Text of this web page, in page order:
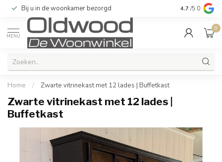
Bij u in de woonkamer bezorgd Kwaliteit &
4.7 /5.0
MENU
0
Home / Zwarte vitrinekast met 12 lades | Buffetkast
Zwarte vitrinekast met 12 lades |
Buffetkast